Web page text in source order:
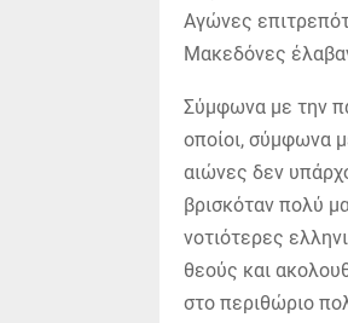
Αγώνες
Μακεδόνες
Σύμφωνα με την
οποίοι, σύμφωνα
αιώνες δεν
βρισκόταν πολύ
νοτιότερες
θεούς και
στο περιθώριο